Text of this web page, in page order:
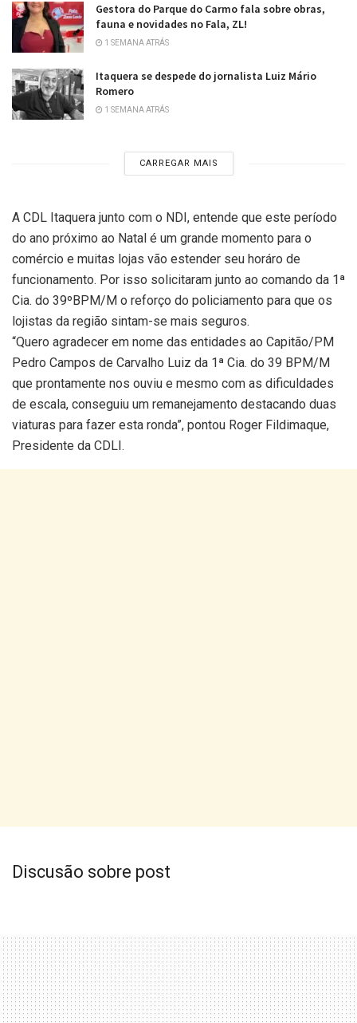
Gestora do Parque do Carmo fala sobre obras,
fauna e novidades no Fala, ZL!
1 SEMANA ATRÁS
Itaquera se despede do jornalista Luiz Mário
Romero
1 SEMANA ATRÁS
CARREGAR MAIS
A CDL Itaquera junto com o NDI, entende que este período
do ano próximo ao Natal é um grande momento para o
comércio e muitas lojas vão estender seu horáro de
funcionamento. Por isso solicitaram junto ao comando da 1ª
Cia. do 39ºBPM/M o reforço do policiamento para que os
lojistas da região sintam-se mais seguros.
“Quero agradecer em nome das entidades ao Capitão/PM
Pedro Campos de Carvalho Luiz da 1ª Cia. do 39 BPM/M
que prontamente nos ouviu e mesmo com as dificuldades
de escala, conseguiu um remanejamento destacando duas
viaturas para fazer esta ronda”, pontou Roger Fildimaque,
Presidente da CDLI.
Discusão sobre post